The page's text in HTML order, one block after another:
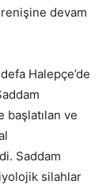
devam
Halepçe’de
başlatılan ve
Saddam
silahlar